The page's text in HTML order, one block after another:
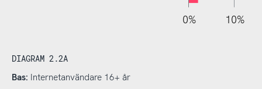
-20% 10%
0%
-10%
110%
DIAGRAM 2.2A
Bas: Internetanvändare 16+ år